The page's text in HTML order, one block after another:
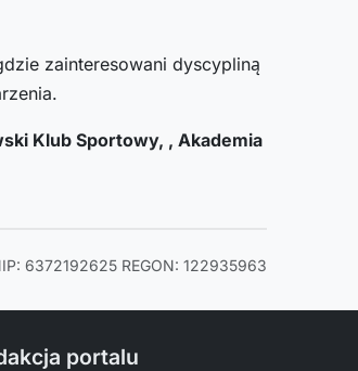
zainteresowani dyscypliną
Klub Sportowy, , Akademia
6372192625 REGON: 122935963
portalu